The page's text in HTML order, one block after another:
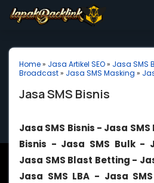
Home» Jasa Artikel SEO» Jasa SMS
Broadcast» Jasa SMS Masking »
Jasa SMS Bisnis
Jasa SMS Bisnis - Jasa
Bisnis - Jasa SMS Bulk -
Jasa SMS Blast Betting -
Jasa SMS LBA - Jasa